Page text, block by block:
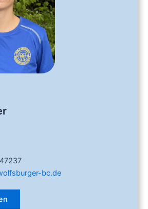
bc.de